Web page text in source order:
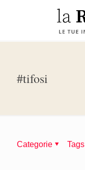
#tifosi
Categorie Tags